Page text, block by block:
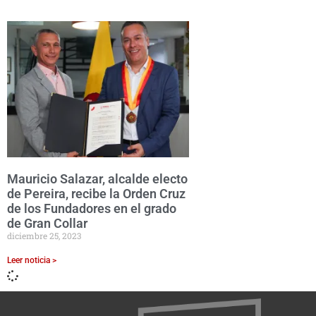
Mauricio Salazar, alcalde electo
de Pereira, recibe la Orden Cruz
de los Fundadores en el grado
de Gran Collar
diciembre 25, 2023
Leer noticia >